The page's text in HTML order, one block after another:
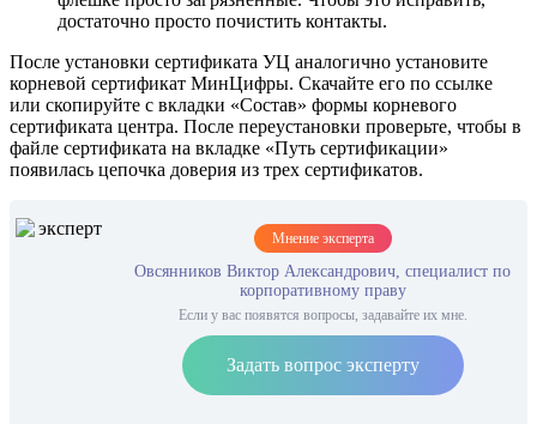
достаточно просто почистить контакты.
После установки сертификата УЦ аналогично установите
корневой сертификат МинЦифры. Скачайте его по ссылке
или скопируйте с вкладки «Состав» формы корневого
сертификата центра. После переустановки проверьте, чтобы в
файле сертификата на вкладке «Путь сертификации»
появилась цепочка доверия из трех сертификатов.
Мнение эксперта
Овсянников Виктор Александрович, специалист по
корпоративному праву
Если у вас появятся вопросы, задавайте их мне.
Задать вопрос эксперту